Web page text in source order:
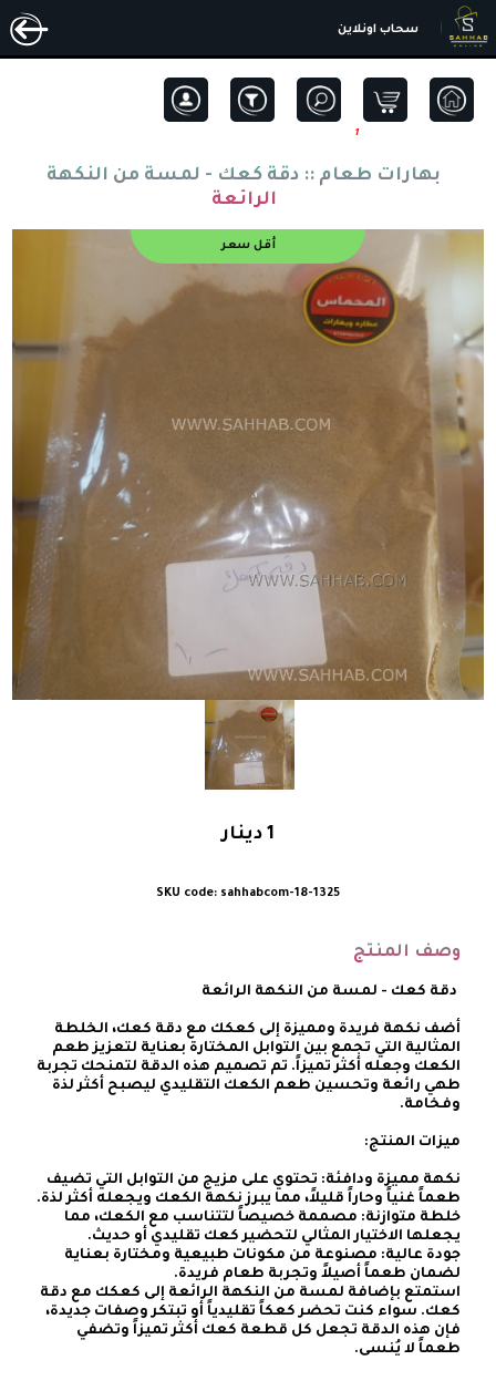
سحاب اونلاين
1
بهارات طعام :: دقة كعك - لمسة من النكهة
الرائعة
أقل سعر
1 دينار
sahhabcom-18-1325
وصف المنتج
طعماً لا يُنسى.